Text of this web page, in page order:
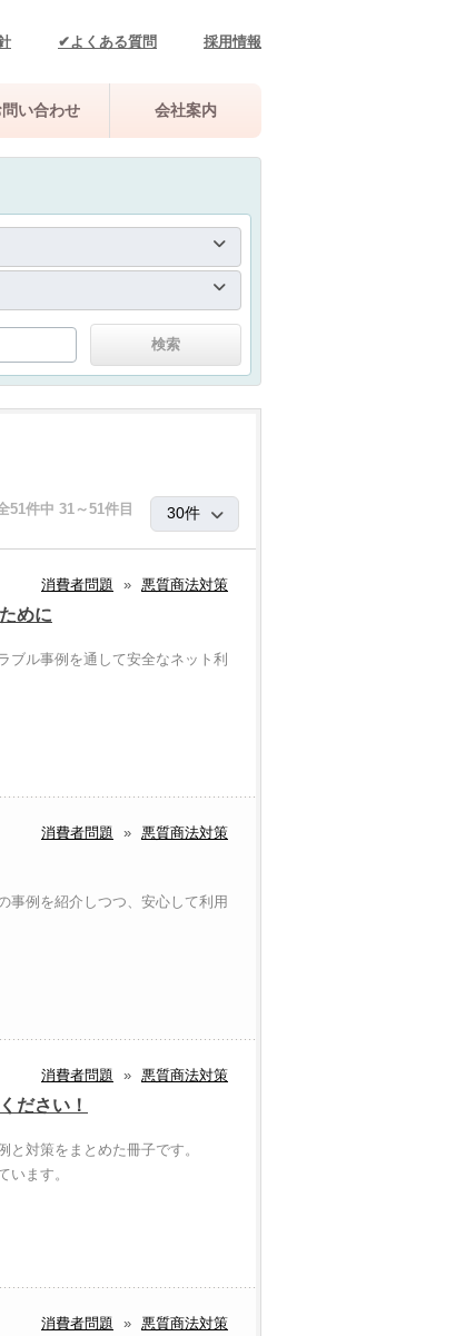
✔よくある質問 採用情報
問い合わせ 会社案内
51件中 31～51件目
消費者問題 » 悪質商法対策
めに
ブル事例を通して安全なネット利
消費者問題 » 悪質商法対策
事例を紹介しつつ、安心して利用
消費者問題 » 悪質商法対策
ださい！
対策をまとめた冊子です。
います。
消費者問題 » 悪質商法対策